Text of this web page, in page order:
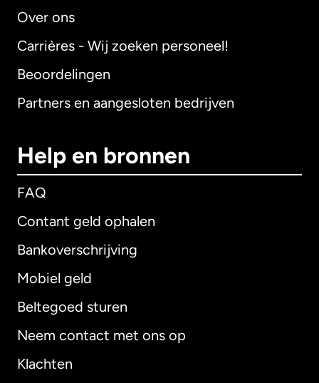
Over ons
Carrières - Wij zoeken personeel!
Beoordelingen
Partners en aangesloten bedrijven
Help en bronnen
FAQ
Contant geld ophalen
Bankoverschrijving
Mobiel geld
Beltegoed sturen
Neem contact met ons op
Klachten